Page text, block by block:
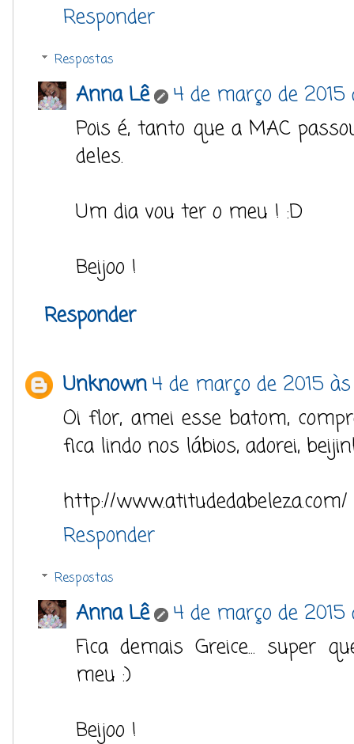
Responder
Respostas
Anna Lê
4 de março de 2015
Pois é, tanto que a MAC
deles.
Um dia vou ter o meu ! :D
Beijoo !
Responder
Unknown4 de março de 2015
Oi flor, amei esse batom,
fica lindo nos lábios, adorei,
http://www.atitudedabeleza.com/
Responder
Respostas
Anna Lê
4 de março de 2015
Fica demais Greice... super
meu :)
Beijoo !